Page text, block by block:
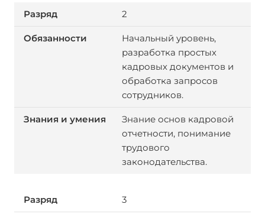
2
Начальный уровень,
разработка простых
кадровых документов и
обработка запросов
сотрудников.
Знание основ кадровой
отчетности, понимание
трудового
законодательства.
3